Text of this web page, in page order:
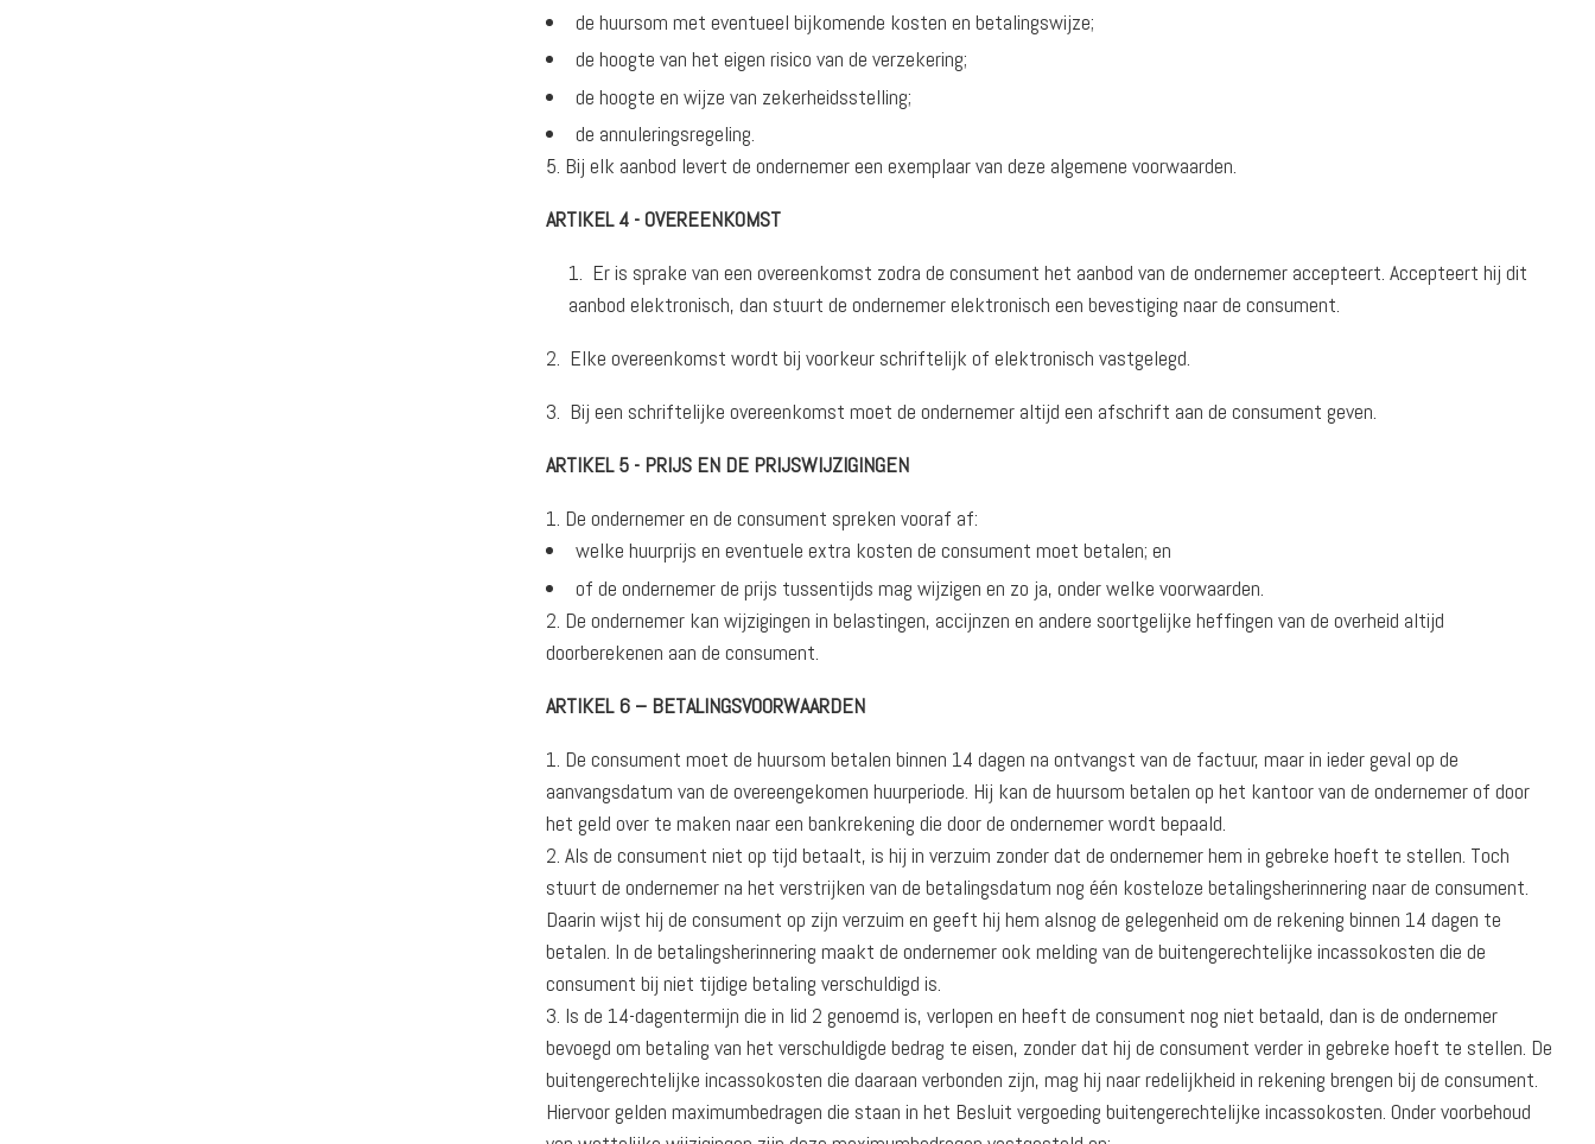
de huursom met eventueel bijkomende kosten en betalingswijze;
de hoogte van het eigen risico van de verzekering;
de hoogte en wijze van zekerheidsstelling;
de annuleringsregeling.
Bij elk aanbod levert de ondernemer een exemplaar van deze algemene voorwaarden.
ARTIKEL 4 - OVEREENKOMST
1. Er is sprake van een overeenkomst zodra de consument het aanbod van de ondernemer accepteert. Accepteert hij dit
aanbod elektronisch, dan stuurt de ondernemer elektronisch een bevestiging naar de consument.
2. Elke overeenkomst wordt bij voorkeur schriftelijk of elektronisch vastgelegd.
3. Bij een schriftelijke overeenkomst moet de ondernemer altijd een afschrift aan de consument geven.
ARTIKEL 5 - PRIJS EN DE PRIJSWIJZIGINGEN
De ondernemer en de consument spreken vooraf af:
welke huurprijs en eventuele extra kosten de consument moet betalen; en
of de ondernemer de prijs tussentijds mag wijzigen en zo ja, onder welke voorwaarden.
De ondernemer kan wijzigingen in belastingen, accijnzen en andere soortgelijke heffingen van de overheid altijd
doorberekenen aan de consument.
ARTIKEL 6 – BETALINGSVOORWAARDEN
De consument moet de huursom betalen binnen 14 dagen na ont­vangst van de factuur, maar in ieder geval op de
aanvangsdatum van de overeengekomen huurperiode. Hij kan de huursom betalen op het kantoor van de ondernemer of door
het geld over te maken naar een bankrekening die door de ondernemer wordt bepaald.
Als de consument niet op tijd betaalt, is hij in verzuim zonder dat de ondernemer hem in gebreke hoeft te stellen. Toch
stuurt de ondernemer na het verstrijken van de betalingsdatum nog één kosteloze betalingsherinnering naar de consument.
Daarin wijst hij de consument op zijn verzuim en geeft hij hem alsnog de gelegenheid om de rekening binnen 14 dagen te
betalen. In de betalingsherinnering maakt de ondernemer ook melding van de buitengerechtelijke incassokosten die de
consument bij niet tijdige betaling verschuldigd is.
Is de 14-dagentermijn die in lid 2 genoemd is, verlopen en heeft de consument nog niet betaald, dan is de ondernemer
bevoegd om betaling van het verschuldigde bedrag te eisen, zonder dat hij de consument verder in gebreke hoeft te stellen. De
buitengerechtelijke incassokosten die daaraan verbonden zijn, mag hij naar redelijkheid in rekening brengen bij de consument.
Hiervoor gelden maximumbedragen die staan in het Besluit vergoeding buitengerechtelijke incassokosten. Onder voorbehoud